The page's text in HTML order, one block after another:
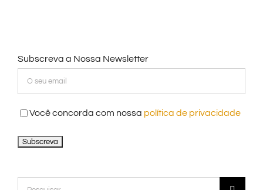
Subscreva a Nossa Newsletter
Você concorda com nossa política de privacidade
Pesquisar